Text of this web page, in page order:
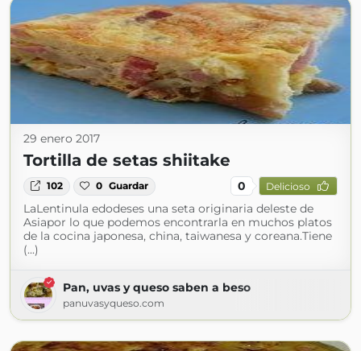
29 enero 2017
Tortilla de setas shiitake
102 0 Guardar 0 Delicioso
LaLentinula edodeses una seta originaria deleste de
Asiapor lo que podemos encontrarla en muchos platos
de la cocina japonesa, china, taiwanesa y coreana.Tiene
(...)
Pan, uvas y queso saben a beso
panuvasyqueso.com